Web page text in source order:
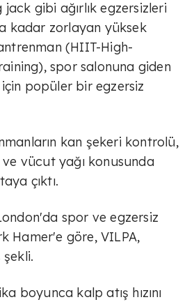
gibi ağırlık egzersizleri
kadar zorlayan yüksek
(HIIT-High-
spor salonuna giden
için popüler bir egzersiz
kan şekeri kontrolü,
vücut yağı konusunda
çıktı.
spor ve egzersiz
Hamer'e göre, VILPA,
boyunca kalp atış hızını